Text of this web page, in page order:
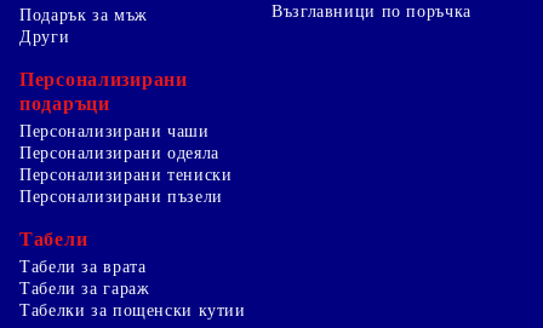
Подарък за мъж
Възглавници по поръчка
Други
Персонализирани
подаръци
Персонализирани чаши
Персонализирани одеяла
Персонализирани тениски
Персонализирани пъзели
Табели
Табели за врата
Табели за гараж
Табелки за пощенски кутии